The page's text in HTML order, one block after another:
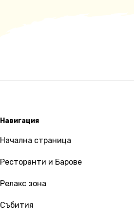
Навигация
Начална страница
Ресторанти и Барове
Релакс зона
Събития